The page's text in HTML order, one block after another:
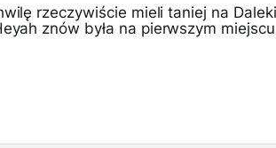
rzeczywiście mieli taniej na
znów była na pierwszym